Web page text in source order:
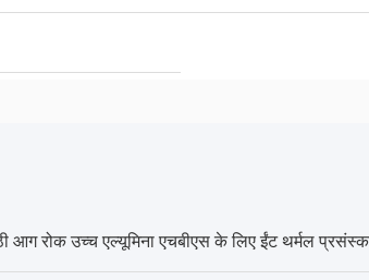
आग रोक उच्च एल्यूमिना एचबीएस के लिए ईंट थर्मल